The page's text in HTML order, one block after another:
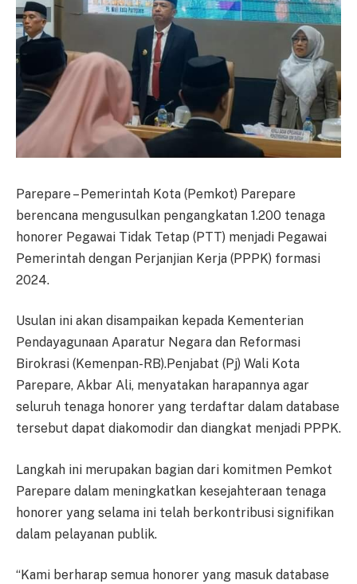
Parepare – Pemerintah Kota (Pemkot) Parepare
berencana mengusulkan pengangkatan 1.200 tenaga
honorer Pegawai Tidak Tetap (PTT) menjadi Pegawai
Pemerintah dengan Perjanjian Kerja (PPPK) formasi
2024.
Usulan ini akan disampaikan kepada Kementerian
Pendayagunaan Aparatur Negara dan Reformasi
Birokrasi (Kemenpan-RB).Penjabat (Pj) Wali Kota
Parepare, Akbar Ali, menyatakan harapannya agar
seluruh tenaga honorer yang terdaftar dalam database
tersebut dapat diakomodir dan diangkat menjadi PPPK.
Langkah ini merupakan bagian dari komitmen Pemkot
Parepare dalam meningkatkan kesejahteraan tenaga
honorer yang selama ini telah berkontribusi signifikan
dalam pelayanan publik.
“Kami berharap semua honorer yang masuk database